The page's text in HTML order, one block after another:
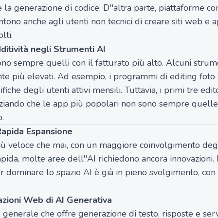
generazione di codice. D''altra parte, piattaforme
anche agli utenti non tecnici di creare siti web e
negli Strumenti AI
sempre quelli con il fatturato più alto. Alcuni
più elevati. Ad esempio, i programmi di editing
degli utenti attivi mensili. Tuttavia, i primi tre
che le app più popolari non sono sempre
Espansione
veloce che mai, con un maggiore coinvolgimento
molte aree dell''AI richiedono ancora
dominare lo spazio AI è già in pieno svolgimento,
Web di AI Generativa
generale che offre generazione di testo, risposte e